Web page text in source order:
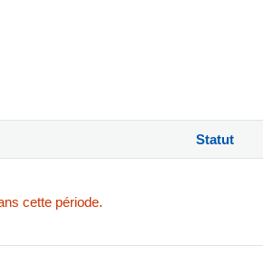
Statut
cette période.